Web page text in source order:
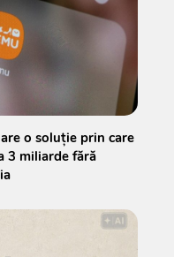
o soluție prin care
3 miliarde fără